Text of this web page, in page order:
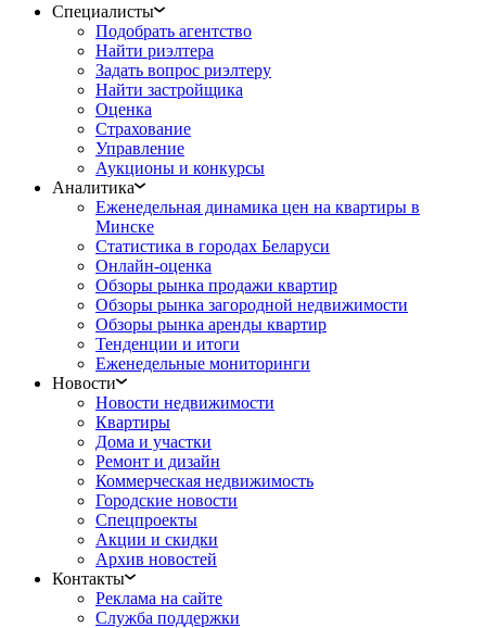
Специалисты
Подобрать агентство
Найти риэлтера
Задать вопрос риэлтеру
Найти застройщика
Оценка
Страхование
Управление
Аукционы и конкурсы
Аналитика
Еженедельная динамика цен на квартиры в
Минске
Статистика в городах Беларуси
Онлайн-оценка
Обзоры рынка продажи квартир
Обзоры рынка загородной недвижимости
Обзоры рынка аренды квартир
Тенденции и итоги
Еженедельные мониторинги
Новости
Новости недвижимости
Квартиры
Дома и участки
Ремонт и дизайн
Коммерческая недвижимость
Городские новости
Спецпроекты
Акции и скидки
Архив новостей
Контакты
Реклама на сайте
Служба поддержки